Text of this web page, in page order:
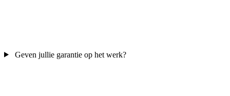
Geven jullie garantie op het werk?